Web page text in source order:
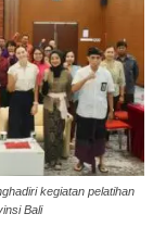
kegiatan pelatihan
Bali